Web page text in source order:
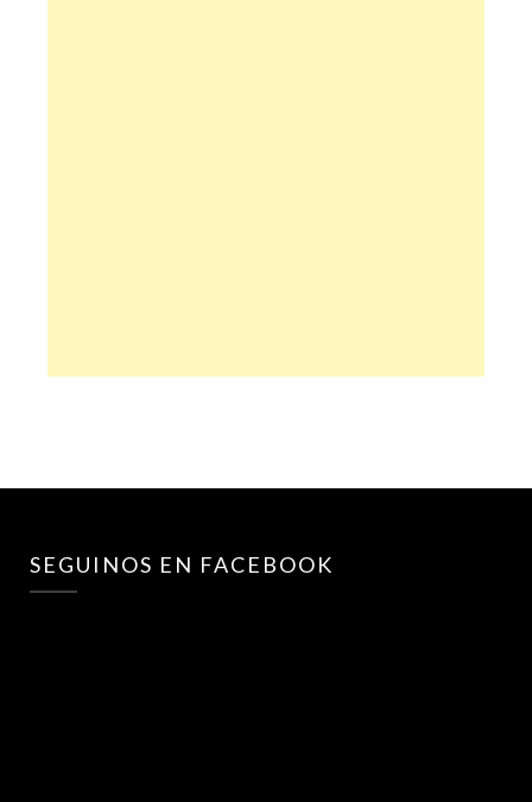
SEGUINOS EN FACEBOOK